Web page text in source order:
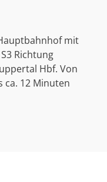
mit
Richtung
Hbf. Von
ca. 12 Minuten